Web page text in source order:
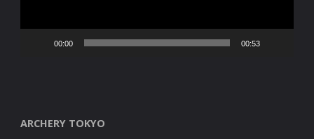
00:00 00:53
ARCHERY TOKYO